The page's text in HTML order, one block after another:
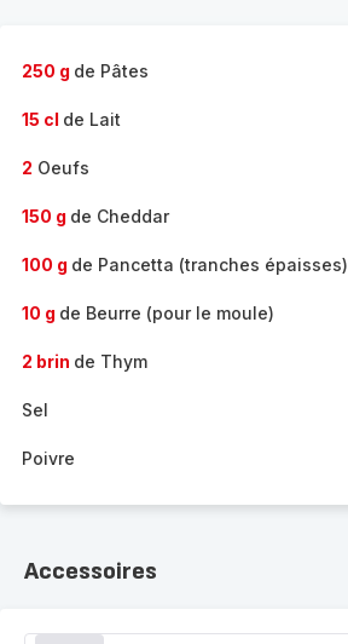
250 g de Pâtes
15 cl de Lait
2 Oeufs
150 g de Cheddar
100 g de Pancetta (tranches épaisses)
10 g de Beurre (pour le moule)
2 brin de Thym
Sel
Poivre
Accessoires